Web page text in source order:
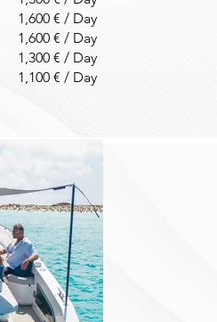
1,600 € / Day
1,600 € / Day
1,300 € / Day
1,100 € / Day